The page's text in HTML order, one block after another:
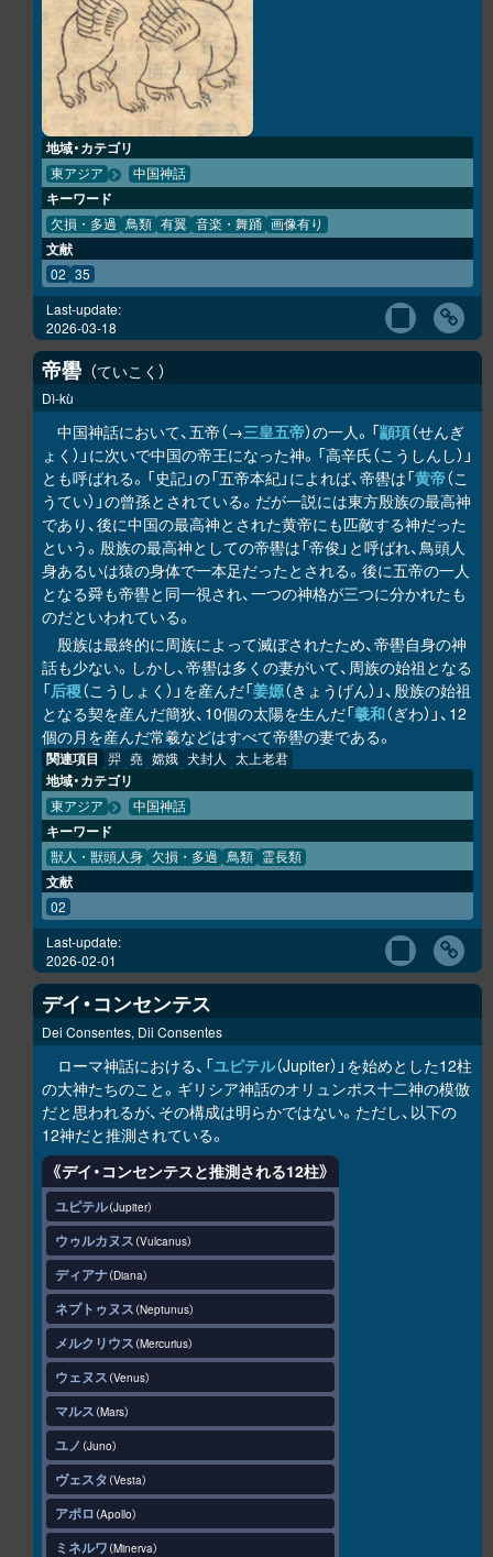
地域・カテゴリ
東アジア 中国神話
キーワード
欠損・多過 鳥類 有翼 音楽・舞踊 画像有り
文献
02 35
Last-update:
2026-03-18
帝嚳 ていこく
Dì-kù
中国神話において、五帝（→三皇五帝）の一人。「顓頊（せんぎ
ょく）」に次いで中国の帝王になった神。「高辛氏（こうしんし）」
とも呼ばれる。「史記」の「五帝本紀」によれば、帝嚳は「黄帝（こ
うてい）」の曾孫とされている。だが一説には東方殷族の最高神
であり、後に中国の最高神とされた黄帝にも匹敵する神だった
という。殷族の最高神としての帝嚳は「帝俊」と呼ばれ、鳥頭人
身あるいは猿の身体で一本足だったとされる。後に五帝の一人
となる舜も帝嚳と同一視され、一つの神格が三つに分かれたも
のだといわれている。
殷族は最終的に周族によって滅ぼされたため、帝嚳自身の神
話も少ない。しかし、帝嚳は多くの妻がいて、周族の始祖となる
「后稷（こうしょく）」を産んだ「姜嫄（きょうげん）」、殷族の始祖
となる契を産んだ簡狄、10個の太陽を生んだ「羲和（ぎわ）」、12
個の月を産んだ常羲などはすべて帝嚳の妻である。
関連項目 羿 堯 嫦娥 犬封人 太上老君
地域・カテゴリ
東アジア 中国神話
キーワード
獣人・獣頭人身 欠損・多過 鳥類 霊長類
文献
02
Last-update:
2026-02-01
デイ・コンセンテス
Dei Consentes, Dii Consentes
ローマ神話における、「ユピテル（Jupiter）」を始めとした12柱
の大神たちのこと。ギリシア神話のオリュンポス十二神の模倣
だと思われるが、その構成は明らかではない。ただし、以下の
12神だと推測されている。
《デイ・コンセンテスと推測される12柱》
ユピテル Jupiter
ウゥルカヌス Vulcanus
ディアナ Diana
ネプトゥヌス Neptunus
メルクリウス Mercurius
ウェヌス Venus
マルス Mars
ユノ Juno
ヴェスタ Vesta
アポロ Apollo
ミネルワ Minerva